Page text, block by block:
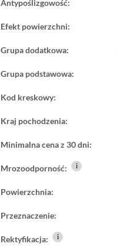
Antypoślizgowość:
Efekt powierzchni:
Grupa dodatkowa:
Grupa podstawowa:
Kod kreskowy:
Kraj pochodzenia:
Minimalna cena z 30 dni:
Mrozoodporność: i
Powierzchnia:
Przeznaczenie:
Rektyfikacja: i